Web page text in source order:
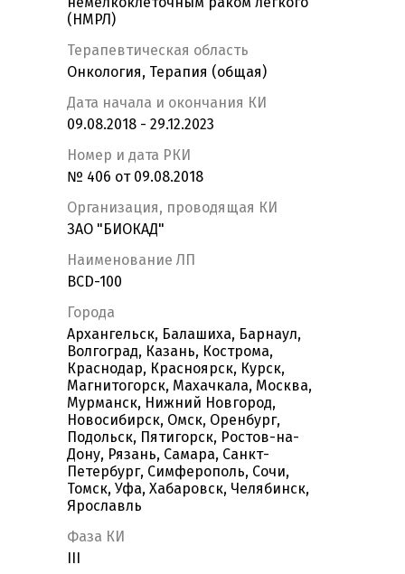
(НМРЛ)
Терапевтическая область
Онкология, Терапия (общая)
Дата начала и окончания КИ
09.08.2018 - 29.12.2023
Номер и дата РКИ
№ 406 от 09.08.2018
Организация, проводящая КИ
ЗАО "БИОКАД"
Наименование ЛП
BCD-100
Города
Архангельск, Балашиха, Барнаул,
Волгоград, Казань, Кострома,
Краснодар, Красноярск, Курск,
Магнитогорск, Махачкала, Москва,
Мурманск, Нижний Новгород,
Новосибирск, Омск, Оренбург,
Подольск, Пятигорск, Ростов-на-
Дону, Рязань, Самара, Санкт-
Петербург, Симферополь, Сочи,
Томск, Уфа, Хабаровск, Челябинск,
Ярославль
Фаза КИ